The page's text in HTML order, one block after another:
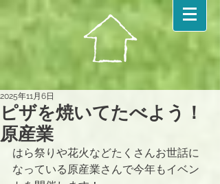
ピザを焼いてたべよう！
原産業
2025年11月6日
はら祭りや花火などたくさんお世話に
なっている原産業さんで今年もイベン